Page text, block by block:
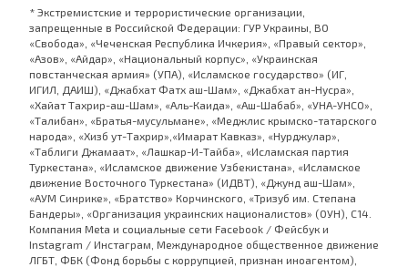
* Экстремистские и террористические организации,
запрещенные в Российской Федерации: ГУР Украины, ВО
«Свобода», «Чеченская Республика Ичкерия», «Правый сектор»,
«Азов», «Айдар», «Национальный корпус», «Украинская
повстанческая армия» (УПА), «Исламское государство» (ИГ,
ИГИЛ, ДАИШ), «Джабхат Фатх аш-Шам», «Джабхат ан-Нусра»,
«Хайат Тахрир-аш-Шам», «Аль-Каида», «Аш-Шабаб», «УНА-УНСО»,
«Талибан», «Братья-мусульмане», «Меджлис крымско-татарского
народа», «Хизб ут-Тахрир»,«Имарат Кавказ», «Нурджулар»,
«Таблиги Джамаат», «Лашкар-И-Тайба», «Исламская партия
Туркестана», «Исламское движение Узбекистана», «Исламское
движение Восточного Туркестана» (ИДВТ), «Джунд аш-Шам»,
«АУМ Синрике», «Братство» Корчинского, «Тризуб им. Степана
Бандеры», «Организация украинских националистов» (ОУН), С14.
Компания Meta и социальные сети Facebook / Фейсбук и
Instagram / Инстаграм, Международное общественное движение
ЛГБТ, ФБК (Фонд борьбы с коррупцией, признан иноагентом),